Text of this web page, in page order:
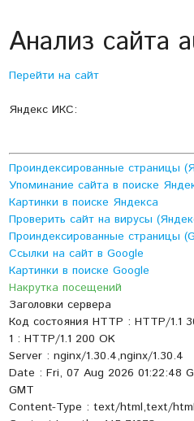
Анализ сайта
Перейти на сайт
Яндекс ИКС:
Проиндексированные страницы
Упоминание сайта в поиске
Картинки в поиске Яндекса
Проверить сайт на вирусы
Проиндексированные страницы
Ссылки на сайт в Google
Картинки в поиске Google
Накрутка посещений
Заголовки сервера
Код состояния HTTP : HTTP/1.1
1 : HTTP/1.1 200 OK
Server : nginx/1.30.4,nginx/1.30.4
Date : Fri, 07 Aug 2026 01:22:48
GMT
Content-Type : text/html,text/